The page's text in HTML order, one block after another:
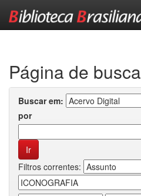
Página de busca
Buscar em:
por
Filtros correntes: